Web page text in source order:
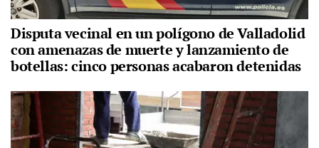
Disputa vecinal en un polígono de Valladolid
con amenazas de muerte y lanzamiento de
botellas: cinco personas acabaron detenidas